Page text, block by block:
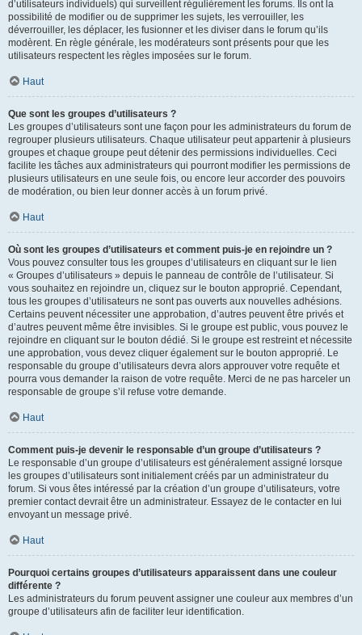
d’utilisateurs individuels) qui surveillent régulièrement les forums. Ils ont la
possibilité de modifier ou de supprimer les sujets, les verrouiller, les
déverrouiller, les déplacer, les fusionner et les diviser dans le forum qu’ils
modèrent. En règle générale, les modérateurs sont présents pour que les
utilisateurs respectent les règles imposées sur le forum.
Haut
Que sont les groupes d’utilisateurs ?
Les groupes d’utilisateurs sont une façon pour les administrateurs du forum de
regrouper plusieurs utilisateurs. Chaque utilisateur peut appartenir à plusieurs
groupes et chaque groupe peut détenir des permissions individuelles. Ceci
facilite les tâches aux administrateurs qui pourront modifier les permissions de
plusieurs utilisateurs en une seule fois, ou encore leur accorder des pouvoirs
de modération, ou bien leur donner accès à un forum privé.
Haut
Où sont les groupes d’utilisateurs et comment puis-je en rejoindre un ?
Vous pouvez consulter tous les groupes d’utilisateurs en cliquant sur le lien
« Groupes d’utilisateurs » depuis le panneau de contrôle de l’utilisateur. Si
vous souhaitez en rejoindre un, cliquez sur le bouton approprié. Cependant,
tous les groupes d’utilisateurs ne sont pas ouverts aux nouvelles adhésions.
Certains peuvent nécessiter une approbation, d’autres peuvent être privés et
d’autres peuvent même être invisibles. Si le groupe est public, vous pouvez le
rejoindre en cliquant sur le bouton dédié. Si le groupe est restreint et nécessite
une approbation, vous devez cliquer également sur le bouton approprié. Le
responsable du groupe d’utilisateurs devra alors approuver votre requête et
pourra vous demander la raison de votre requête. Merci de ne pas harceler un
responsable de groupe s’il refuse votre demande.
Haut
Comment puis-je devenir le responsable d’un groupe d’utilisateurs ?
Le responsable d’un groupe d’utilisateurs est généralement assigné lorsque
les groupes d’utilisateurs sont initialement créés par un administrateur du
forum. Si vous êtes intéressé par la création d’un groupe d’utilisateurs, votre
premier contact devrait être un administrateur. Essayez de le contacter en lui
envoyant un message privé.
Haut
Pourquoi certains groupes d’utilisateurs apparaissent dans une couleur
différente ?
Les administrateurs du forum peuvent assigner une couleur aux membres d’un
groupe d’utilisateurs afin de faciliter leur identification.